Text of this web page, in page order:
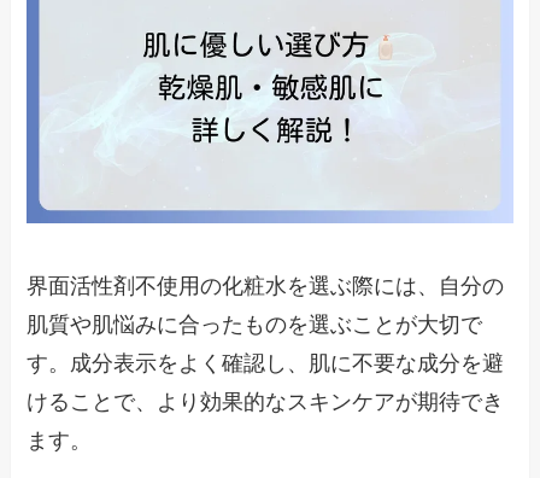
界面活性剤不使用の化粧水を選ぶ際には、自分の
肌質や肌悩みに合ったものを選ぶことが大切で
す。成分表示をよく確認し、肌に不要な成分を避
けることで、より効果的なスキンケアが期待でき
ます。